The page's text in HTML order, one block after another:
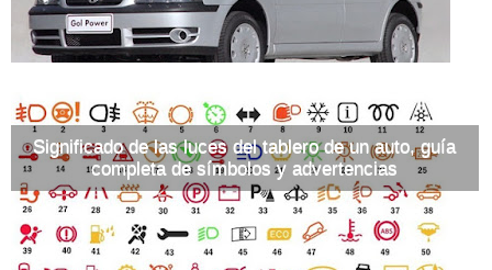
Significado de las luces del tablero de un auto, guía
completa de símbolos y advertencias